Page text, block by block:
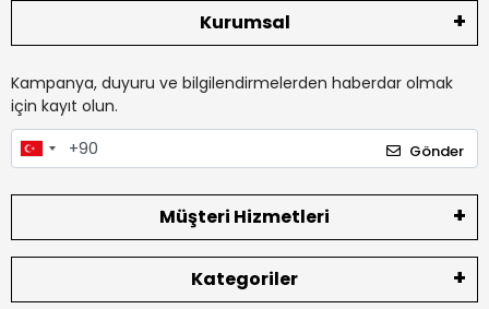
Kurumsal
Kampanya, duyuru ve bilgilendirmelerden haberdar olmak
için kayıt olun.
Gönder
Müşteri Hizmetleri
Kategoriler